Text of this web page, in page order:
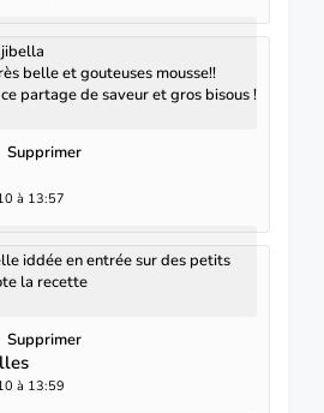
belle et gouteuses mousse!!
partage de saveur et gros bisous !
Supprimer
à 13:57
iddée en entrée sur des petits
la recette
Supprimer
à 13:59